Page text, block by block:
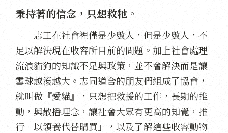
秉持著的信念，只想救牠。
志工在社會裡僅是少數人，但是少數人，不
足以解決現在收容所目前的問題。加上社會處理
流浪貓狗的知識不足與政策，並不會解決而是讓
雪球越滾越大。志同道合的朋友們組成了協會，
就叫做『愛貓』，只想把救援的工作，長期的推
動，與散播理念，讓社會大眾有更高的知覺，推
行「以領養代替購買」，以及了解這些收容動物